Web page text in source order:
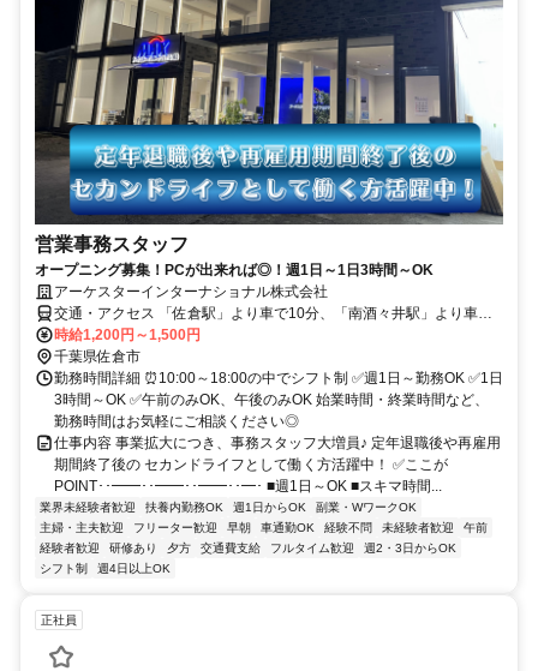
営業事務スタッフ
オープニング募集！PCが出来れば◎！週1日～1日3時間～OK
アーケスターインターナショナル株式会社
交通・アクセス 「佐倉駅」より車で10分、「南酒々井駅」より車で7
分 ★車通勤OK ★交通費規定支給
時給1,200円～1,500円
千葉県佐倉市
勤務時間詳細 ⏰10:00～18:00の中でシフト制 ✅週1日～勤務OK ✅1日
3時間～OK ✅午前のみOK、午後のみOK 始業時間・終業時間など、
勤務時間はお気軽にご相談ください◎
仕事内容 事業拡大につき、事務スタッフ大増員♪ 定年退職後や再雇用
期間終了後の セカンドライフとして働く方活躍中！ ✅ここが
POINT･･━━･･━━･･━━･･━･ ■週1日～OK ■スキマ時間...
業界未経験者歓迎 扶養内勤務OK 週1日からOK
副業・WワークOK
主婦・主夫歓迎
フリーター歓迎 早朝 車通勤OK 経験不問 未経験者歓迎
午前
経験者歓迎
研修あり 夕方 交通費支給 フルタイム歓迎
週2・3日からOK
シフト制
週4日以上OK
正社員